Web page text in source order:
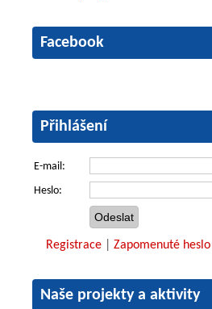
Facebook
Přihlášení
E-mail:
Heslo:
Registrace Zapomenuté heslo
Naše projekty a aktivity